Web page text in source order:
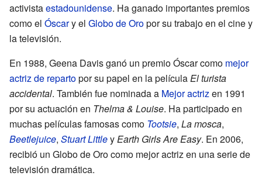
activistaestadounidense. Ha ganado importantes premios
como el Óscary el Globo de Oropor su trabajo en el cine y
la televisión.
En 1988, Geena Davis ganó un premio Óscar como mejor
actriz de repartopor su papel en la películaEl turista
accidental. También fue nominada a Mejor actrizen 1991
por su actuación en Thelma & Louise. Ha participado en
muchas películas famosas como Tootsie, La mosca,
Beetlejuice, Stuart LittleyEarth Girls Are Easy. En 2006,
recibió un Globo de Oro como mejor actriz en una serie de
televisión dramática.